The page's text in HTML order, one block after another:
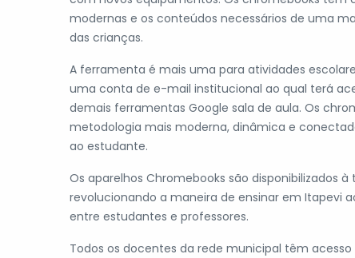
modernas e os conteúdos necessários de uma
das crianças.
A ferramenta é mais uma para atividades
uma conta de e-mail institucional ao qual terá
demais ferramentas Google sala de aula. Os
metodologia mais moderna, dinâmica e
ao estudante.
Os aparelhos Chromebooks são disponibilizados
revolucionando a maneira de ensinar em Itapevi
entre estudantes e professores.
Todos os docentes da rede municipal têm